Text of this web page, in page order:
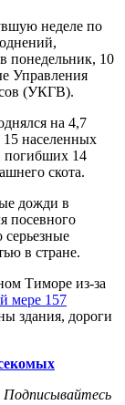
неделе по
понедельник, 10
Управления
(УКГВ).
на 4,7
15 населенных
погибших 14
скота.
дожди в
посевного
серьезные
в стране.
Тиморе из-за
мере 157
здания, дороги
Подписывайтесь